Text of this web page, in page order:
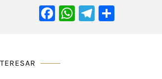
Facebook
WhatsApp
Telegram